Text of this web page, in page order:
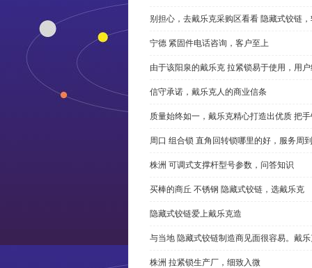
别担心，去戴乐克采购区看看 隐藏式铰链
宁德 紧固件电话咨询，客户至上
由于该阳泉的戴乐克 拉紧锁易于使用，用
信守承诺，戴乐克人的商业信条
质量始终如一，戴乐克精心打造出优质 把
周口 组合锁 直角回转锁哪里的好，服务周到
株洲 可调式支撑杆型号参数，问答知识
买棒的商丘 不锈钢 隐藏式铰链，选戴乐克
隐藏式铰链爱上戴乐克造
与当地 隐藏式铰链制造商见面很容易。戴
株洲 拉紧锁生产厂，细致入微